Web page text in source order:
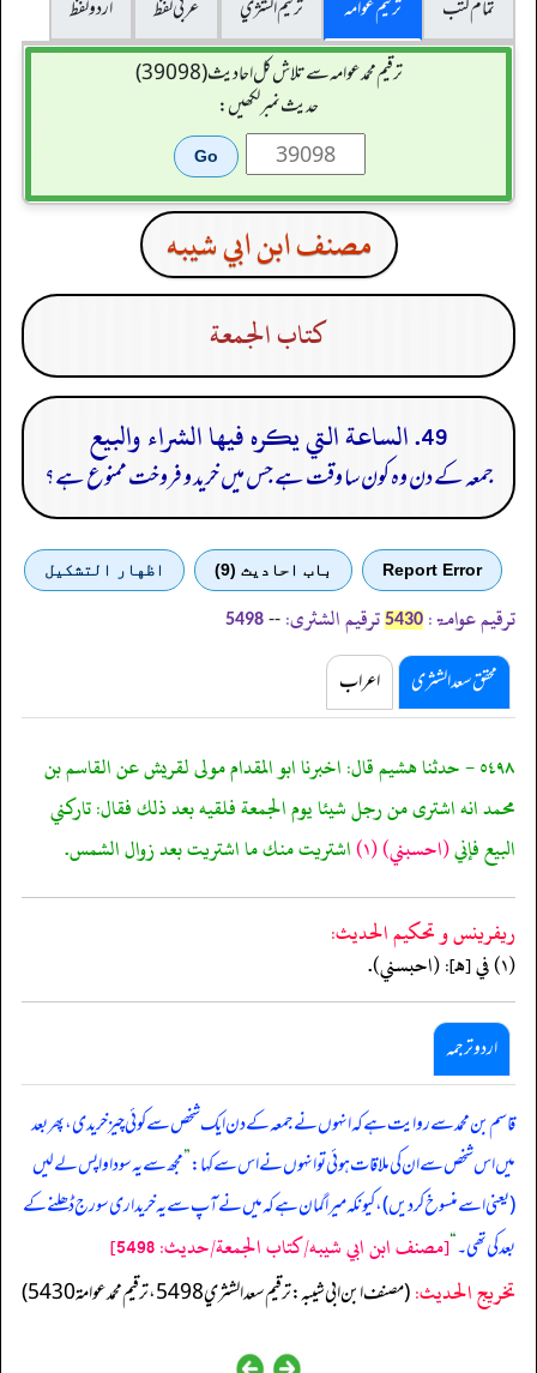
تمام کتب
ترقیم عوامہ ترقيم الشژي عربی لفظ
اردو لفظ
ترقیم محمدعوامہ سے تلاش کل احادیث (39098)
حدیث نمبر لکھیں:
مصنف ابن ابي شيبه
كتاب الجمعة
49. الساعة التي يكره فيها الشراء والبيع
جمعہ کے دن وہ کون سا وقت ہے جس میں خرید و فروخت ممنوع ہے؟
Report Error باب احادیث (9) اظهار التشكيل
ترقیم عوامۃ: 5430 ترقیم الشثری: --
5498
محقق سعد الشثری اعراب
٥٤٩٨ - حدثنا هشيم قال: اخبرنا ابو المقدام مولى لقريش عن القاسم بن
محمد انه اشترى من رجل شيئا يوم الجمعة فلقيه بعد ذلك فقال: تاركني
البيع فإني(احسبني)(١) اشتريت منك ما اشتريت بعد زوال الشمس.
ريفرينس و تحكيم الحدیث:
(١) في [هـ]: (احبسني).
اردو ترجمہ
قاسم بن محمد سے روایت ہے کہ انہوں نے جمعہ کے دن ایک شخص سے کوئی چیز خریدی، پھر بعد
میں اس شخص سے ان کی ملاقات ہوئی تو انہوں نے اس سے کہا:”مجھ سے یہ سودا واپس لے لیں
(یعنی اسے منسوخ کر دیں)، کیونکہ میرا گمان ہے کہ میں نے آپ سے یہ خریداری سورج ڈھلنے کے
بعد کی تھی۔“[مصنف ابن ابي شيبه/كتاب الجمعة/حدیث: 5498]
تخریج الحدیث:(مصنف ابن ابي شيبه: ترقيم سعد الشثري 5498، ترقيم محمد عوامة 5430)